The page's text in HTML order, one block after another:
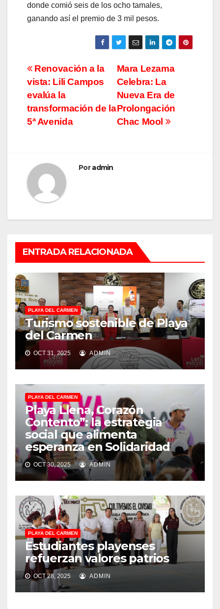
donde comió seis de los ocho tamales,
ganando así el premio de 3 mil pesos.
Navegación
de
entradas
Mara Lezama
Celebra: La
Nueva Era de
Prolongación
Chac Mool
Renovación a la
vista: Lili Campos
evalúa la
transformación de la
5ª Avenida
Poradmin
ENTRADA RELACIONADA
PLAYA DEL CARMEN
Turismo sostenible de Playa
del Carmen
OCT 31, 2025 ADMIN
PLAYA DEL CARMEN
Playa Llena, Corazón
Contento”: la estrategia
social que alimenta
esperanza en Solidaridad
OCT 30, 2025 ADMIN
PLAYA DEL CARMEN
Estudiantes playenses
refuerzan valores patrios
OCT 28, 2025 ADMIN